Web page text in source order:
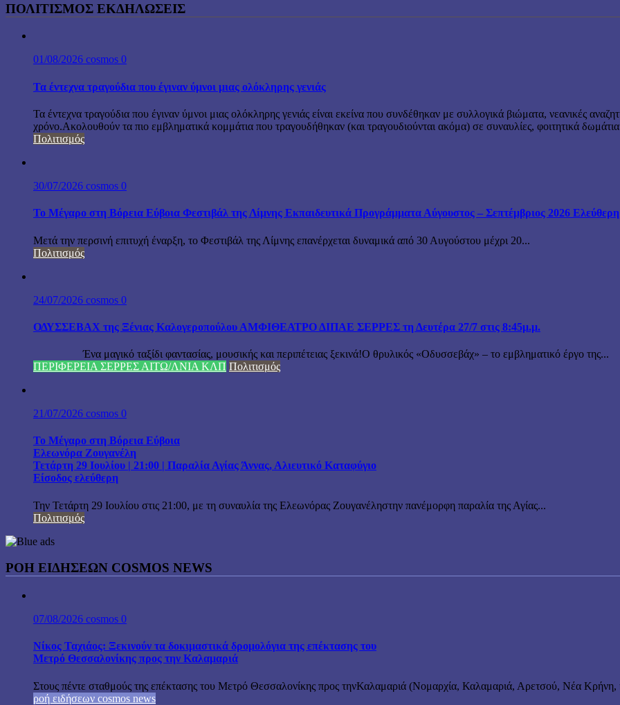
ΠΟΛΙΤΙΣΜΟΣ ΕΚΔΗΛΩΣΕΙΣ
01/08/2026 cosmos 0
Τα έντεχνα τραγούδια που έγιναν ύμνοι μιας ολόκληρης γενιάς
Τα έντεχνα τραγούδια που έγιναν ύμνοι μιας ολόκληρης γενιάς είναι εκείνα που συνδέθηκαν με συλλογικά βιώματα, νεανικές
χρόνο.Ακολουθούν τα πιο εμβληματικά κομμάτια που τραγουδήθηκαν (και τραγουδιούνται ακόμα) σε συναυλίες, φοιτητικά
Πολιτισμός
30/07/2026 cosmos 0
Το Μέγαρο στη Βόρεια Εύβοια Φεστιβάλ της Λίμνης Εκπαιδευτικά Προγράμματα Αύγουστος – Σεπτέμβριος 2026 Ελεύθερη
Μετά την περσινή επιτυχή έναρξη, το Φεστιβάλ της Λίμνης επανέρχεται δυναμικά από 30 Αυγούστου μέχρι 20...
Πολιτισμός
24/07/2026 cosmos 0
ΟΔΥΣΣΕΒΑΧ της Ξένιας Καλογεροπούλου ΑΜΦΙΘΕΑΤΡΟ ΔΙΠΑΕ ΣΕΡΡΕΣ τη Δευτέρα 27/7 στις 8:45μ.μ.
Ένα μαγικό ταξίδι φαντασίας, μουσικής και περιπέτειας ξεκινά!Ο θρυλικός «Οδυσσεβάχ» – το εμβληματικό έργο της...
ΠΕΡΙΦΕΡΕΙΑ ΣΕΡΡΕΣ ΑΙΤΩ/ΛΝΙΑ ΚΛΠ Πολιτισμός
21/07/2026 cosmos 0
Το Μέγαρο στη Βόρεια Εύβοια
Ελεωνόρα Ζουγανέλη
Τετάρτη 29 Ιουλίου | 21:00 | Παραλία Αγίας Άννας, Αλιευτικό Καταφύγιο
Είσοδος ελεύθερη
Την Τετάρτη 29 Ιουλίου στις 21:00, με τη συναυλία της Ελεωνόρας Ζουγανέληστην πανέμορφη παραλία της Αγίας...
Πολιτισμός
ΡΟΗ ΕΙΔΗΣΕΩΝ COSMOS NEWS
07/08/2026 cosmos 0
Νίκος Ταχιάος: Ξεκινούν τα δοκιμαστικά δρομολόγια της επέκτασης του
Μετρό Θεσσαλονίκης προς την Καλαμαριά
Στους πέντε σταθμούς της επέκτασης του Μετρό Θεσσαλονίκης προς τηνΚαλαμαριά (Νομαρχία, Καλαμαριά, Αρετσού, Νέα Κρήνη,
ροή ειδήσεων cosmos news